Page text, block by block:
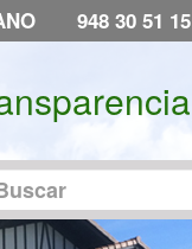
948 30 51 15